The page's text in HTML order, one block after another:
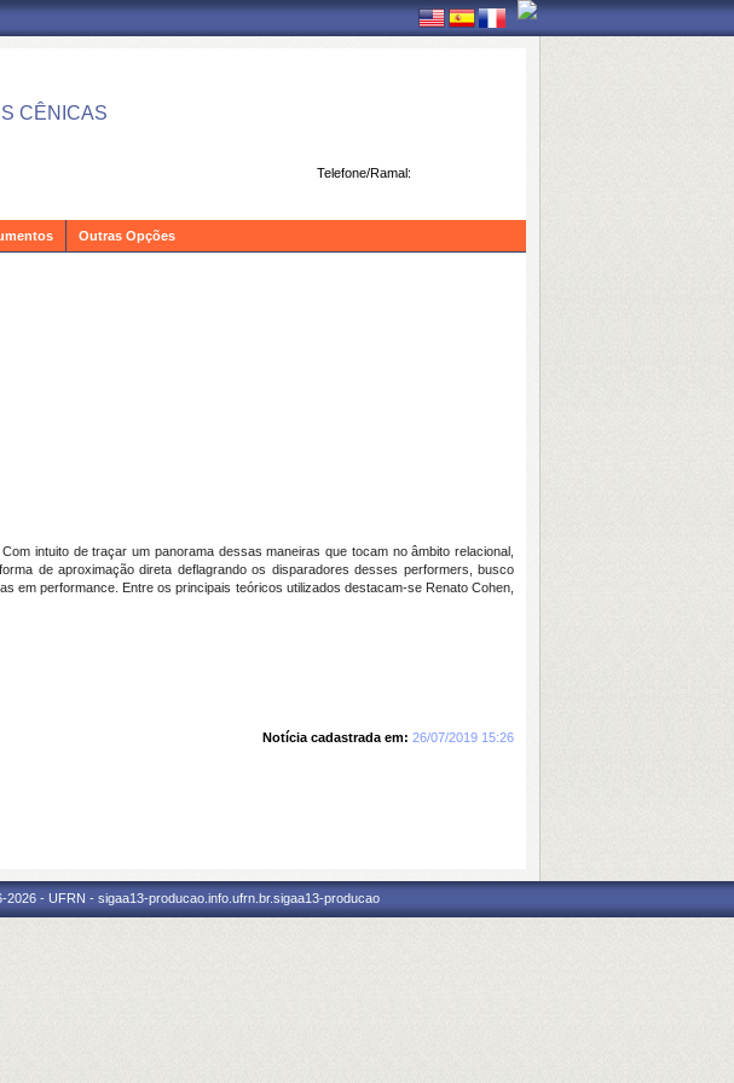
CÊNICAS
Telefone/Ramal:
Outras Opções
intuito de traçar um panorama dessas maneiras que tocam no âmbito relacional,
de aproximação direta deflagrando os disparadores desses performers, busco
em performance. Entre os principais teóricos utilizados destacam-se Renato Cohen,
Notícia cadastrada em: 26/07/2019 15:26
- UFRN - sigaa13-producao.info.ufrn.br.sigaa13-producao